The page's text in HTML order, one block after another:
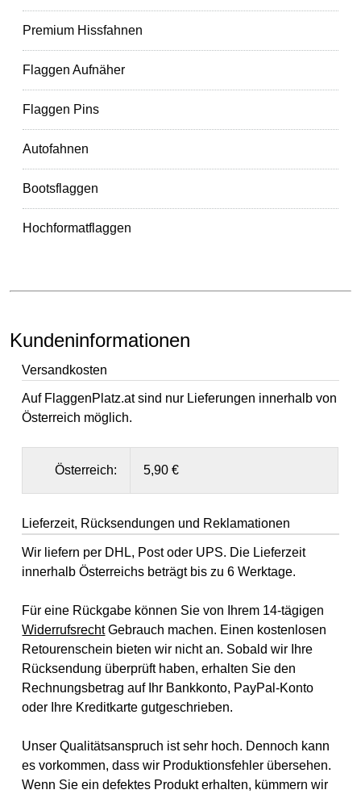
Premium Hissfahnen
Flaggen Aufnäher
Flaggen Pins
Autofahnen
Bootsflaggen
Hochformatflaggen
Kundeninformationen
Versandkosten
Auf FlaggenPlatz.at sind nur Lieferungen innerhalb von
Österreich möglich.
Österreich: 5,90 €
Lieferzeit, Rücksendungen und Reklamationen
Wir liefern per DHL, Post oder UPS. Die Lieferzeit
innerhalb Österreichs beträgt bis zu 6 Werktage.
Für eine Rückgabe können Sie von Ihrem 14-tägigen
WiderrufsrechtGebrauch machen. Einen kostenlosen
Retourenschein bieten wir nicht an. Sobald wir Ihre
Rücksendung überprüft haben, erhalten Sie den
Rechnungsbetrag auf Ihr Bankkonto, PayPal-Konto
oder Ihre Kreditkarte gutgeschrieben.
Unser Qualitätsanspruch ist sehr hoch. Dennoch kann
es vorkommen, dass wir Produktionsfehler übersehen.
Wenn Sie ein defektes Produkt erhalten, kümmern wir